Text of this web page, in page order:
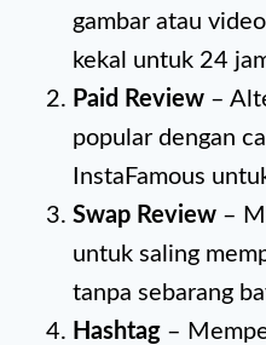
gambar atau
kekal untuk 24
Paid Review –
popular dengan
InstaFamous
Swap Review –
untuk saling
tanpa sebarang
Hashtag –